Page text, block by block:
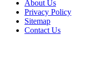
About Us
Privacy Policy
Sitemap
Contact Us